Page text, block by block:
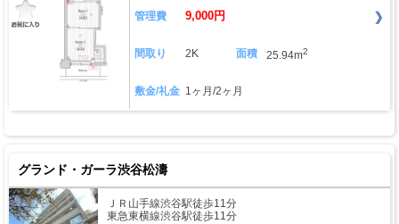
管理費 9,000円
間取り 2K 面積 25.94m2
敷金/礼金 1ヶ月/2ヶ月
グランド・ガーラ渋谷松濤
ＪＲ山手線渋谷駅徒歩11分
東急東横線渋谷駅徒歩11分